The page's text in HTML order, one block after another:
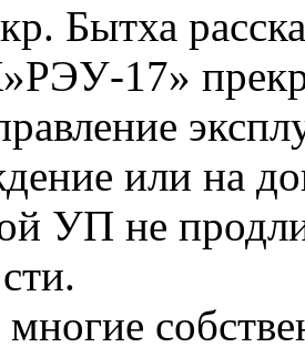
Бытха
17»
или на
УП не
многие